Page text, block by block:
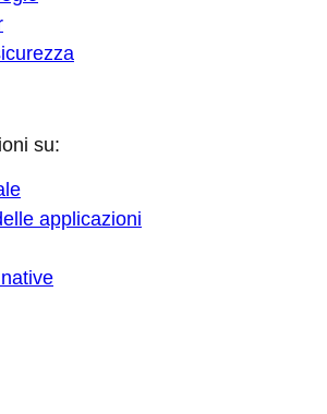
su:
applicazioni